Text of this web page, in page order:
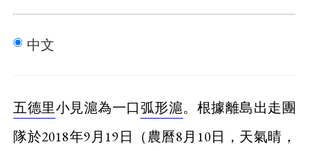
中文
五德里小見滬為一口弧形滬。根據離島出走團
隊於2018年9月19日（農曆8月10日，天氣晴，